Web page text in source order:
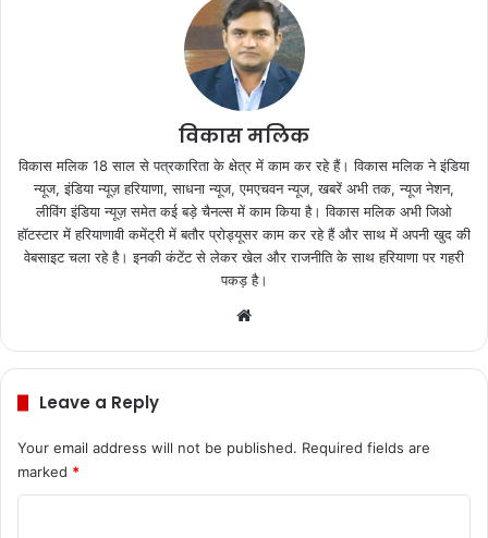
विकास मलिक
विकास मलिक 18 साल से पत्रकारिता के क्षेत्र में काम कर रहे हैं। विकास मलिक ने इंडिया
न्यूज, इंडिया न्यूज़ हरियाणा, साधना न्यूज, एमएचवन न्यूज, खबरें अभी तक, न्यूज नेशन,
लीविंग इंडिया न्यूज़ समेत कई बड़े चैनल्स में काम किया है। विकास मलिक अभी जिओ
हॉटस्टार में हरियाणावी कमेंट्री में बतौर प्रोड्यूसर काम कर रहे हैं और साथ में अपनी खुद की
वेबसाइट चला रहे है। इनकी कंटेंट से लेकर खेल और राजनीति के साथ हरियाणा पर गहरी
पकड़ है।
te
Leave a Reply
Your email address will not be published. Required fields are
marked *